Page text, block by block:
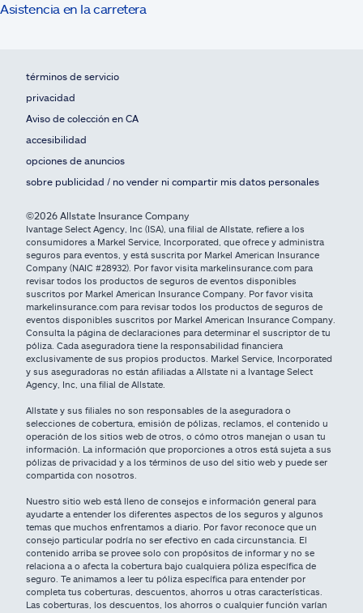
Asistencia en la carretera
términos de servicio
privacidad
Aviso de colección en CA
accesibilidad
opciones de anuncios
sobre publicidad / no vender ni compartir mis datos personales
©2026 Allstate Insurance Company
Ivantage Select Agency, Inc (ISA), una filial de Allstate, refiere a los
consumidores a Markel Service, Incorporated, que ofrece y administra
seguros para eventos, y está suscrita por Markel American Insurance
Company (NAIC #28932). Por favor visita markelinsurance.com para
revisar todos los productos de seguros de eventos disponibles
suscritos por Markel American Insurance Company. Por favor visita
markelinsurance.com para revisar todos los productos de seguros de
eventos disponibles suscritos por Markel American Insurance Company.
Consulta la página de declaraciones para determinar el suscriptor de tu
póliza. Cada aseguradora tiene la responsabilidad financiera
exclusivamente de sus propios productos. Markel Service, Incorporated
y sus aseguradoras no están afiliadas a Allstate ni a Ivantage Select
Agency, Inc, una filial de Allstate.
Allstate y sus filiales no son responsables de la aseguradora o
selecciones de cobertura, emisión de pólizas, reclamos, el contenido u
operación de los sitios web de otros, o cómo otros manejan o usan tu
información. La información que proporciones a otros está sujeta a sus
pólizas de privacidad y a los términos de uso del sitio web y puede ser
compartida con nosotros.
Nuestro sitio web está lleno de consejos e información general para
ayudarte a entender los diferentes aspectos de los seguros y algunos
temas que muchos enfrentamos a diario. Por favor reconoce que un
consejo particular podría no ser efectivo en cada circunstancia. El
contenido arriba se provee solo con propósitos de informar y no se
relaciona a o afecta la cobertura bajo cualquiera póliza específica de
seguro. Te animamos a leer tu póliza específica para entender por
completa tus coberturas, descuentos, ahorros u otras características.
Las coberturas, los descuentos, los ahorros o cualquier función varían